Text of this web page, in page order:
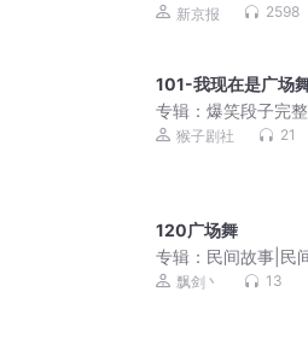
新京报 2598
101-我现在是广场
专辑：爆笑段子完
天笑点
猴子剧社 21
120广场舞
专辑： 民间故事|民
飘剑丶 13